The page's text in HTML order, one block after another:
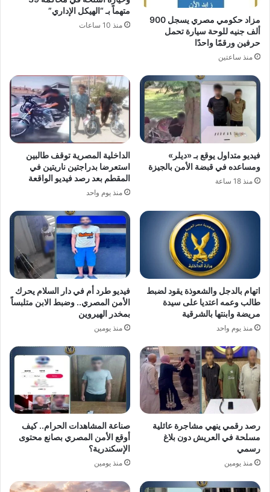
مزاد حكومي مصري يسجل 900
ألف جنيه للوحة سيارة تحمل
حرفين ورقمًا واحدًا
منذ ساعتين
متهماً بـ “الهيكل الإداري”
منذ 10 ساعات
فيديو متداول يوقع بـ «ديلر»
ومساعده في قبضة الأمن بالجيزة
منذ 18 ساعة
الداخلية المصرية توقف طالبين
استعرضا بدراجتين ناريتين في
المقطم بعد رصد فيديو الواقعة
منذ يوم واحد
اتهام بالدجل والشعوذة يقود لضبط
طالب وعمه اعتديا على سيدة
مريضة وابنتها بالشرقية
منذ يوم واحد
فيديو طرد أم في دار السلام يحرك
الأمن المصري.. وضبط الابن متلبساً
بمخدر الهيروين
منذ يومين
رصد رقمي ينهي مشاجرة عائلية
مسلحة في العريش دون بلاغ
رسمي
منذ يومين
صناعة المشاهدات الحرام.. كيف
أوقع الأمن المصري بصانع محتوى
الإسكندرية؟
منذ يومين